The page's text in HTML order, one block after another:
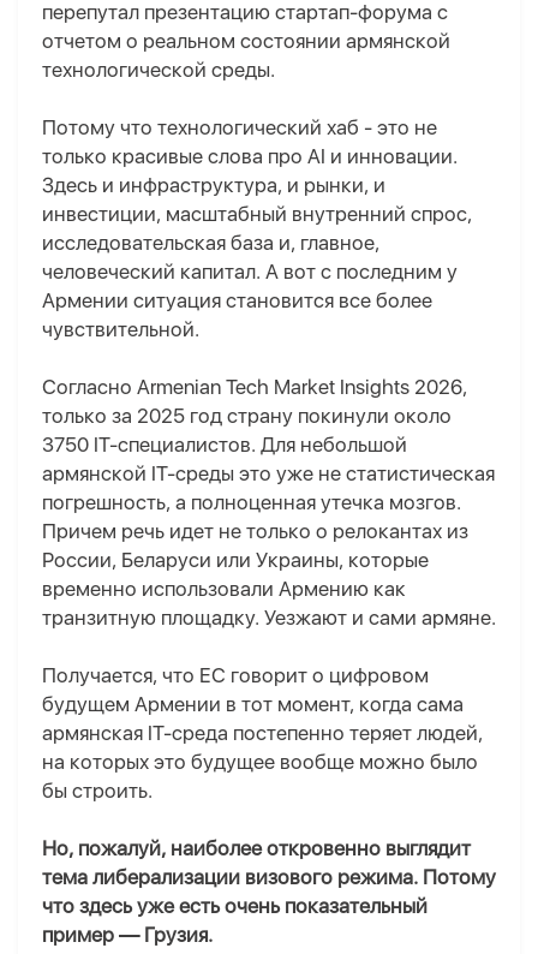
перепутал презентацию стартап-форума с
отчетом о реальном состоянии армянской
технологической среды.
Потому что технологический хаб - это не
только красивые слова про AI и инновации.
Здесь и инфраструктура, и рынки, и
инвестиции, масштабный внутренний спрос,
исследовательская база и, главное,
человеческий капитал. А вот с последним у
Армении ситуация становится все более
чувствительной.
Согласно Armenian Tech Market Insights 2026,
только за 2025 год страну покинули около
3750 IT-специалистов. Для небольшой
армянской IT-среды это уже не статистическая
погрешность, а полноценная утечка мозгов.
Причем речь идет не только о релокантах из
России, Беларуси или Украины, которые
временно использовали Армению как
транзитную площадку. Уезжают и сами армяне.
Получается, что ЕС говорит о цифровом
будущем Армении в тот момент, когда сама
армянская IT-среда постепенно теряет людей,
на которых это будущее вообще можно было
бы строить.
Но, пожалуй, наиболее откровенно выглядит
тема либерализации визового режима. Потому
что здесь уже есть очень показательный
пример — Грузия.